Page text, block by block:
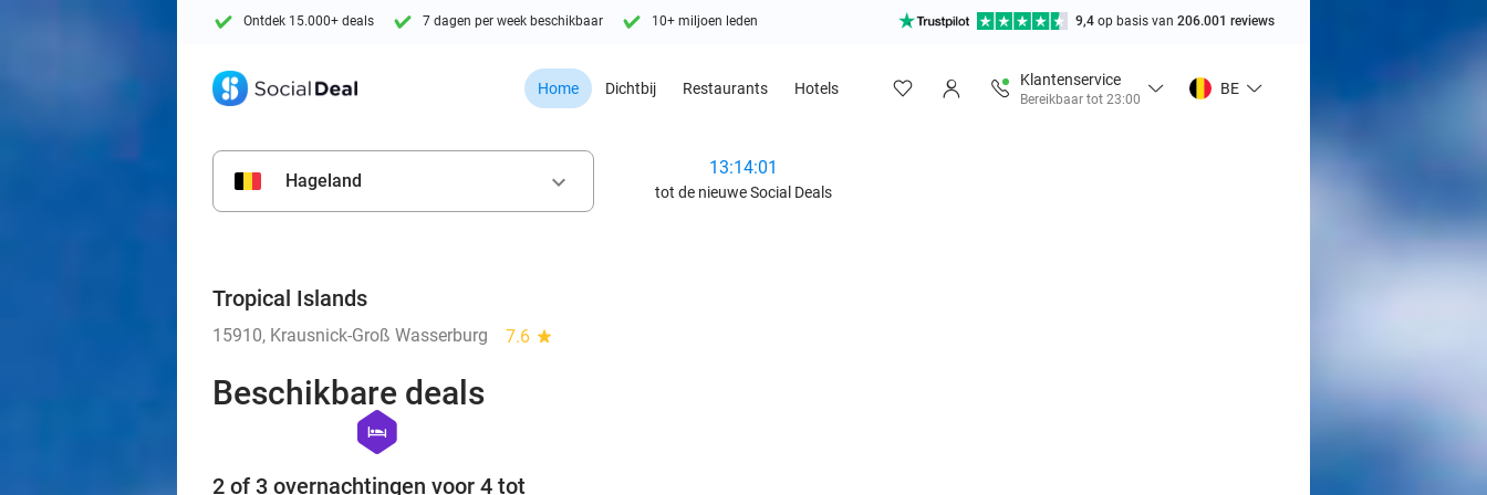
Ontdek 15.000+ deals 7 dagen per week beschikbaar 10+ miljoen leden 9,4 op basis van 206.001 reviews
Home Dichtbij Restaurants Hotels
Klantenservice
Bereikbaar tot 23:00
BE
Hageland keyboard_arrow_down
13:14:00
tot de nieuwe Social Deals
Tropical Islands
15910, Krausnick-Groß Wasserburg 7.6 star
Beschikbare deals
hexagon
hotel
2 of 3 overnachtingen voor 4 tot